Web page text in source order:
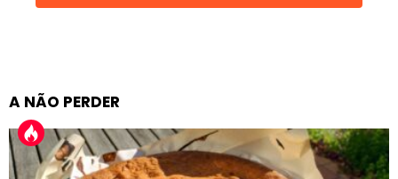
A NÃO PERDER